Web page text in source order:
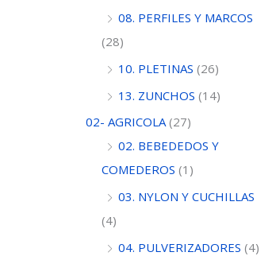
08. PERFILES Y MARCOS
(28)
10. PLETINAS (26)
13. ZUNCHOS (14)
02- AGRICOLA (27)
02. BEBEDEDOS Y
COMEDEROS (1)
03. NYLON Y CUCHILLAS
(4)
04. PULVERIZADORES (4)